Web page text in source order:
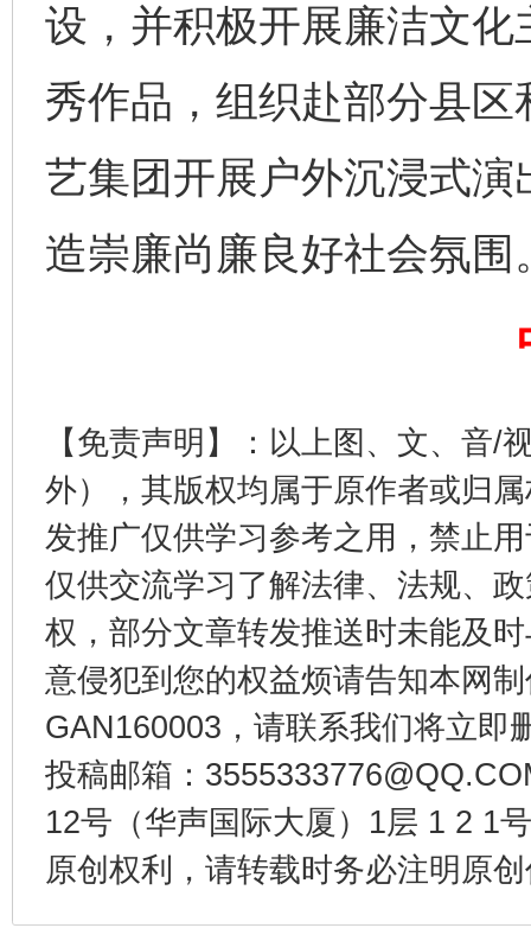
设，并积极开展廉洁文
秀作品，组织赴部分县
艺集团开展户外沉浸式
造崇廉尚廉良好社会氛围
【免责声明】：以上图、文、音/
外），其版权均属于原作者或归
发推广仅供学习参考之用，禁止
仅供交流学习了解法律、法规、
权，部分文章转发推送时未能及
意侵犯到您的权益烦请告知本网
GAN160003，请联系我们将立即
投稿邮箱：
12号（华声国际大厦）1层 1 2 1
原创权利，请转载时务必注明原
完善运行机制助力责任有效落实 一纸欠
东山县通报“牛蛙产品抗生素超标问题” 法
千年窑火 生生不息 一